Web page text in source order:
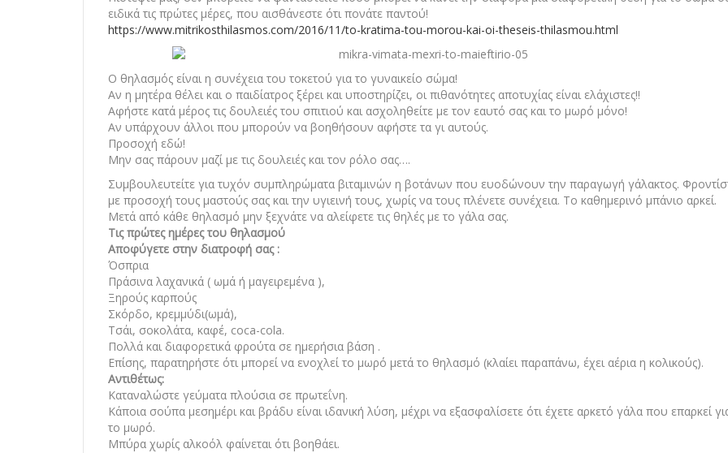
ειδικά τις πρώτες μέρες, που αισθάνεστε ότι πονάτε παντού!
https://www.mitrikosthilasmos.com/2016/11/to-kratima-tou-morou-kai-oi-theseis-thilasmou.html
Ο θηλασμός είναι η συνέχεια του τοκετού για το γυναικείο σώμα!
Αν η μητέρα θέλει και ο παιδίατρος ξέρει και υποστηρίζει, οι πιθανότητες αποτυχίας είναι ελάχιστες!!
Αφήστε κατά μέρος τις δουλειές του σπιτιού και ασχοληθείτε με τον εαυτό σας και το μωρό μόνο!
Αν υπάρχουν άλλοι που μπορούν να βοηθήσουν αφήστε τα γι αυτούς.
Προσοχή εδώ!
Μην σας πάρουν μαζί με τις δουλειές και τον ρόλο σας….
Συμβουλευτείτε για τυχόν συμπληρώματα βιταμινών η βοτάνων που ευοδώνουν την παραγωγή γάλακτος.
με προσοχή τους μαστούς σας και την υγιεινή τους, χωρίς να τους πλένετε συνέχεια. Το καθημερινό μπάνιο αρκεί.
Μετά από κάθε θηλασμό μην ξεχνάτε να αλείφετε τις θηλές με το γάλα σας.
Τις πρώτες ημέρες του θηλασμού
Αποφύγετε στην διατροφή σας :
Όσπρια
Πράσινα λαχανικά ( ωμά ή μαγειρεμένα ),
Ξηρούς καρπούς
Σκόρδο, κρεμμύδι(ωμά),
Τσάι, σοκολάτα, καφέ, coca-cola.
Πολλά και διαφορετικά φρούτα σε ημερήσια βάση .
Επίσης, παρατηρήστε ότι μπορεί να ενοχλεί το μωρό μετά το θηλασμό (κλαίει παραπάνω, έχει αέρια η κολικούς).
Αντιθέτως:
Καταναλώστε γεύματα πλούσια σε πρωτεΐνη.
Κάποια σούπα μεσημέρι και βράδυ είναι ιδανική λύση, μέχρι να εξασφαλίσετε ότι έχετε αρκετό γάλα που επαρκεί
το μωρό.
Μπύρα χωρίς αλκοόλ φαίνεται ότι βοηθάει.